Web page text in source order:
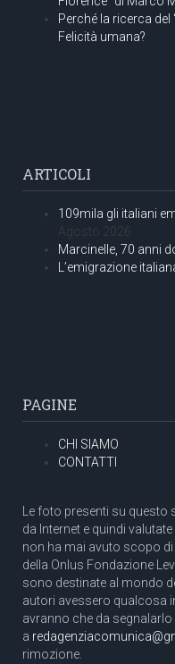
Perché la ricerca del
Felicità umana?
ARTICOLI
109mila gli italiani
Agosto 2026
Marcinelle, 70 anni
L’emigrazione
PAGINE
CHI SIAMO
CONTATTI
Le foto presenti su questo
da Internet e quindi
non ha mai avuto scopo
della Onlus Fondazione
sono destinate al mondo
autori avessero qualcosa
avranno che da segnalarlo
a
rimozione.